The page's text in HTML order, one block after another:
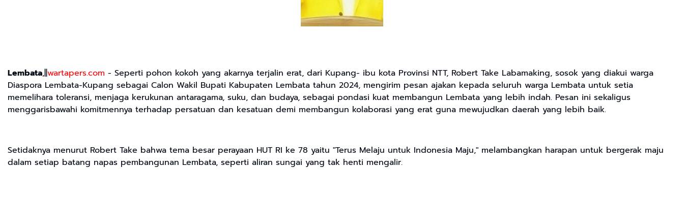
Lembata,||wartapers.com - Seperti pohon kokoh yang akarnya terjalin erat, dari Kupang- ibu kota Provinsi NTT, Robert Take Labamaking, sosok yang diakui warga
Diaspora Lembata-Kupang sebagai Calon Wakil Bupati Kabupaten Lembata tahun 2024, mengirim pesan ajakan kepada seluruh warga Lembata untuk setia
memelihara toleransi, menjaga kerukunan antaragama, suku, dan budaya, sebagai pondasi kuat membangun Lembata yang lebih indah. Pesan ini sekaligus
menggarisbawahi komitmennya terhadap persatuan dan kesatuan demi membangun kolaborasi yang erat guna mewujudkan daerah yang lebih baik.
Setidaknya menurut Robert Take bahwa tema besar perayaan HUT RI ke 78 yaitu "Terus Melaju untuk Indonesia Maju," melambangkan harapan untuk bergerak maju
dalam setiap batang napas pembangunan Lembata, seperti aliran sungai yang tak henti mengalir.